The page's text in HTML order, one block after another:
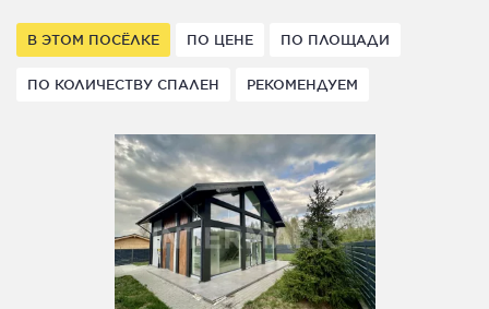
В ЭТОМ ПОСЁЛКЕ ПО ЦЕНЕ ПО ПЛОЩАДИ
ПО КОЛИЧЕСТВУ СПАЛЕН РЕКОМЕНДУЕМ